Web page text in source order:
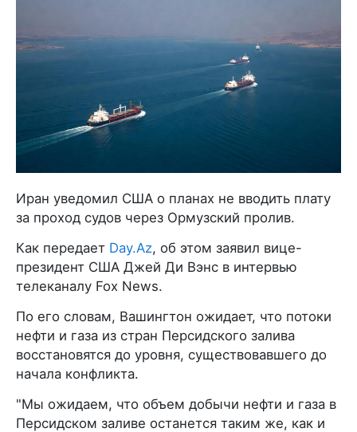
Иран уведомил США о планах не вводить плату
за проход судов через Ормузский пролив.
Как передает Day.Az, об этом заявил вице-
президент США Джей Ди Вэнс в интервью
телеканалу Fox News.
По его словам, Вашингтон ожидает, что потоки
нефти и газа из стран Персидского залива
восстановятся до уровня, существовавшего до
начала конфликта.
"Мы ожидаем, что объем добычи нефти и газа в
Персидском заливе останется таким же, как и